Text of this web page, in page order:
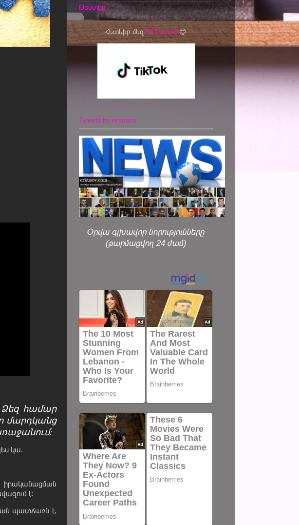
Ձեզ համար
մարդկանց
կա.
է:
պատճառն է,
Թեստեր
Հետևիր մեզ TikTok-ում😊
Tweets by erkusov
Օրվա գլխավոր նորությունները
(թարմացվող 24 ժամ)